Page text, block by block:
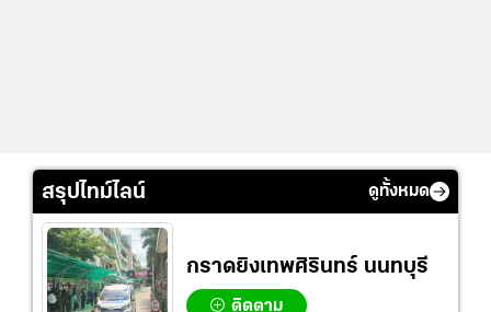
สรุปไทม์ไลน์ ดูทั้งหมด
กราดยิงเทพศิรินทร์ นนทบุรี
ติดตาม